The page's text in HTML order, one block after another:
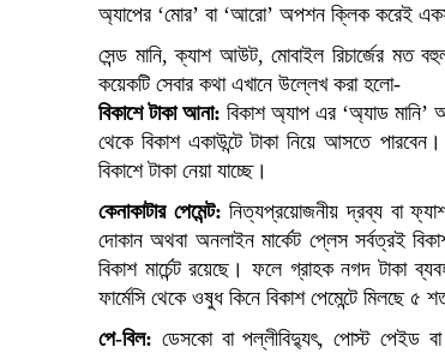
অ্যাপের ‘মোর’ বা ‘আরো’ অপশন ক্লিক করেই
সেন্ড মানি, ক্যাশ আউট, মোবাইল রিচার্জের মত
কয়েকটি সেবার কথা এখানে উল্লেখ করা হলো-
বিকাশে টাকা আনা: বিকাশ অ্যাপ এর ‘অ্যাড মানি’
থেকে বিকাশ একাউন্টে টাকা নিয়ে আসতে
বিকাশে টাকা নেয়া যাচ্ছে।
কেনাকাটার পেমেন্ট: নিত্যপ্রয়োজনীয় দ্রব্য বা
দোকান অথবা অনলাইন মার্কেট প্লেস সর্বত্রই
বিকাশ মার্চেন্ট রয়েছে। ফলে গ্রাহক নগদ টাকা
ফার্মেসি থেকে ওষুধ কিনে বিকাশ পেমেন্টে মিলছে ৫
পে-বিল: ডেসকো বা পল্লীবিদ্যুৎ, পোস্ট পেইড